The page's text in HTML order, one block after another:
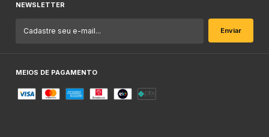
NEWSLETTER
MEIOS DE PAGAMENTO